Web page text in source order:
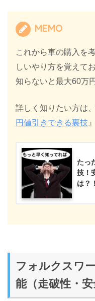
MEMO
これから車の購入を
しいやり方を覚えて
知らないと最大60万
詳しく知りたい方は
円値引きできる裏技
たっ
技！
は？！
フォルクスワ
能（走破性・